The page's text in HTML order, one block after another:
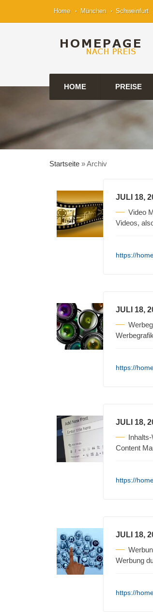
Home München Schweinfurt
HOME PREISE
Startseite »Archiv
JULI 18,
Video
Videos,
https://
JULI 18,
https://
JULI 18,
Content
https://
JULI 18,
Werbung
https://